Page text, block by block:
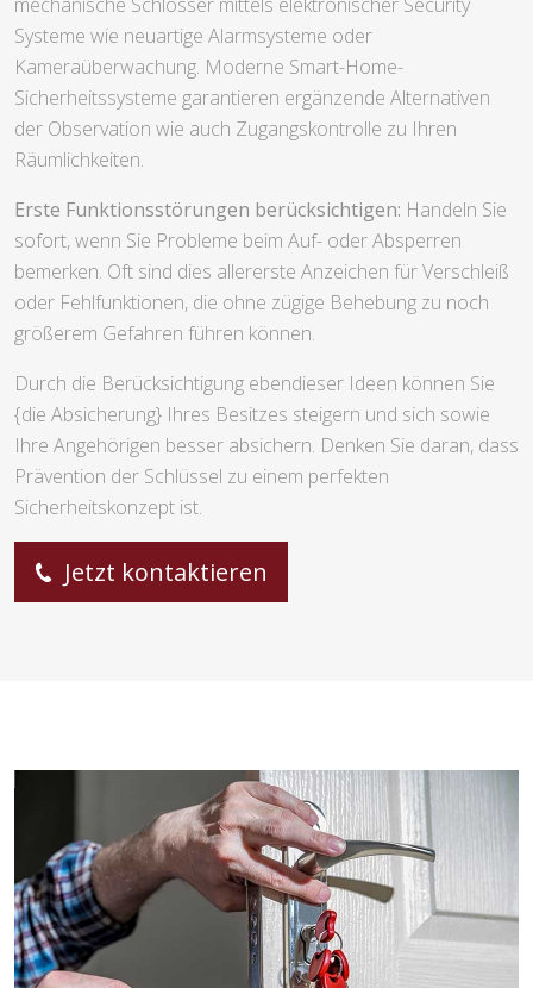
Systeme wie neuartige Alarmsysteme oder
Kameraüberwachung. Moderne Smart-Home-
Sicherheitssysteme garantieren ergänzende Alternativen
der Observation wie auch Zugangskontrolle zu Ihren
Räumlichkeiten.
Erste Funktionsstörungen berücksichtigen: Handeln Sie
sofort, wenn Sie Probleme beim Auf- oder Absperren
bemerken. Oft sind dies allererste Anzeichen für Verschleiß
oder Fehlfunktionen, die ohne zügige Behebung zu noch
größerem Gefahren führen können.
Durch die Berücksichtigung ebendieser Ideen können Sie
{die Absicherung} Ihres Besitzes steigern und sich sowie
Ihre Angehörigen besser absichern. Denken Sie daran, dass
Prävention der Schlüssel zu einem perfekten
Sicherheitskonzept ist.
Jetzt kontaktieren